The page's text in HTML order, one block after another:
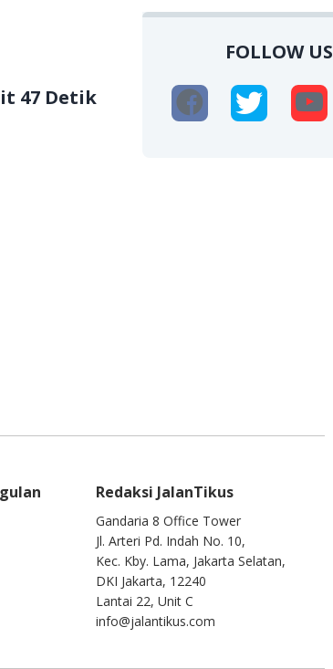
47 Detik
FOLLOW US
Redaksi JalanTikus
Gandaria 8 Office Tower
Jl. Arteri Pd. Indah No. 10,
Kec. Kby. Lama, Jakarta Selatan,
DKI Jakarta, 12240
Lantai 22, Unit C
info@jalantikus.com